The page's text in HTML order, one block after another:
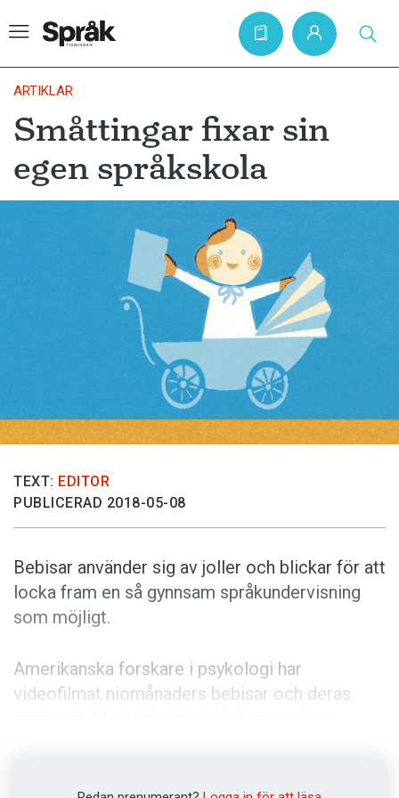
Hem
Artiklar
Bokrecensioner
Anmäl till språkpolisen
Annonsera
Prenumerera
Press
ARTIKLAR
Småttingar fixar sin
egen språkskola
TEXT: EDITOR
PUBLICERAD 2018-05-08
Bebisar använder sig av joller och blickar för att
locka fram en så gynnsam språkundervisning
som möjligt.
Amerikanska forskare i psykologi har
videofilmat niomånaders bebisar och deras
mamman än om de jollrade med svävande